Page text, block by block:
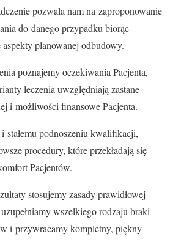
pozwala nam na zaproponowanie
do danego przypadku biorąc
planowanej odbudowy.
poznajemy oczekiwania Pacjenta,
leczenia uwzględniają zastane
i możliwości finansowe Pacjenta.
stałemu podnoszeniu kwalifikacji,
procedury, które przekładają się
Pacjentów.
stosujemy zasady prawidłowej
wszelkiego rodzaju braki
i przywracamy kompletny, piękny